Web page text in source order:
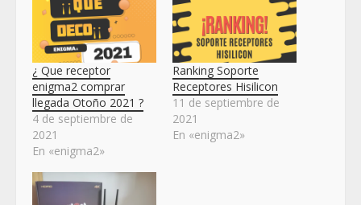
¿ Que receptor
enigma2 comprar
llegada Otoño 2021 ?
4 de septiembre de
2021
En «enigma2»
Ranking Soporte
Receptores Hisilicon
11 de septiembre de
2021
En «enigma2»